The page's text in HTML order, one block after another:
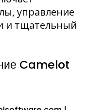
управление
и тщательный
Camelot